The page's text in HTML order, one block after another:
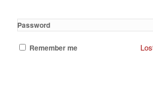
Password
Remember me